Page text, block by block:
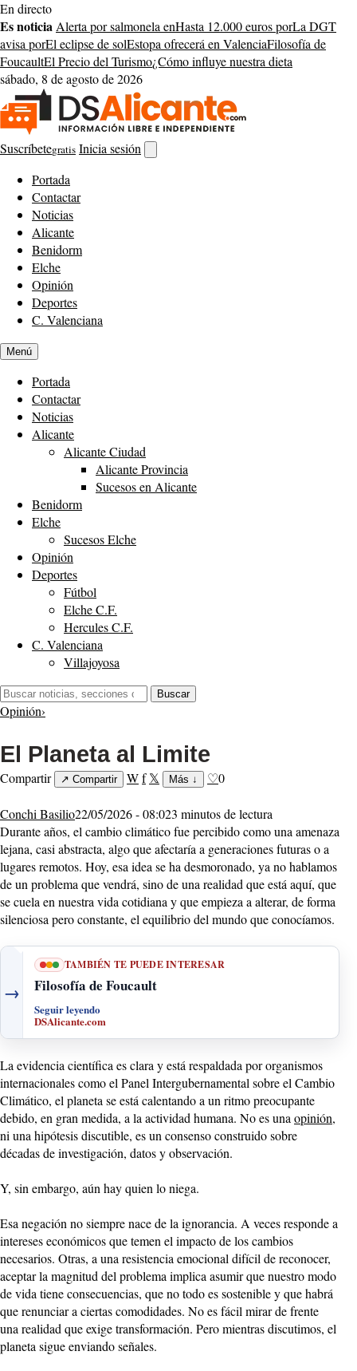
Saltar
al
contenido
En directo
Es noticia Alerta por salmonela enHasta 12.000 euros porLa DGT
avisa porEl eclipse de solEstopa ofrecerá en ValenciaFilosofía de
FoucaultEl Precio del Turismo¿Cómo influye nuestra dieta
sábado, 8 de agosto de 2026
Suscríbetegratis Inicia sesión
buscador
Portada
Contactar
Noticias
Alicante
Benidorm
Elche
Opinión
Deportes
C. Valenciana
Menú
Portada
Contactar
Noticias
Alicante
Alicante Ciudad
Alicante Provincia
Sucesos en Alicante
Benidorm
Elche
Sucesos Elche
Opinión
Deportes
Fútbol
Elche C.F.
Hercules C.F.
C. Valenciana
Villajoyosa
Buscar:
Buscar
Opinión›
El Planeta al Limite
Compartir ↗ Compartir Wf 𝕏 Más ↓ ♡0
Conchi Basilio22/05/2026 - 08:023 minutos de lectura
Durante años, el cambio climático fue percibido como una amenaza
lejana, casi abstracta, algo que afectaría a generaciones futuras o a
lugares remotos. Hoy, esa idea se ha desmoronado, ya no hablamos
de un problema que vendrá, sino de una realidad que está aquí, que
se cuela en nuestra vida cotidiana y que empieza a alterar, de forma
silenciosa pero constante, el equilibrio del mundo que conocíamos.
→
TAMBIÉN TE PUEDE INTERESAR
Filosofía de Foucault
Seguir leyendo
DSAlicante.com
La evidencia científica es clara y está respaldada por organismos
internacionales como el Panel Intergubernamental sobre el Cambio
Climático, el planeta se está calentando a un ritmo preocupante
debido, en gran medida, a la actividad humana. No es unaopinión,
ni una hipótesis discutible, es un consenso construido sobre
décadas de investigación, datos y observación.
Y, sin embargo, aún hay quien lo niega.
Esa negación no siempre nace de la ignorancia. A veces responde a
intereses económicos que temen el impacto de los cambios
necesarios. Otras, a una resistencia emocional difícil de reconocer,
aceptar la magnitud del problema implica asumir que nuestro modo
de vida tiene consecuencias, que no todo es sostenible y que habrá
que renunciar a ciertas comodidades. No es fácil mirar de frente
una realidad que exige transformación. Pero mientras discutimos, el
planeta sigue enviando señales.